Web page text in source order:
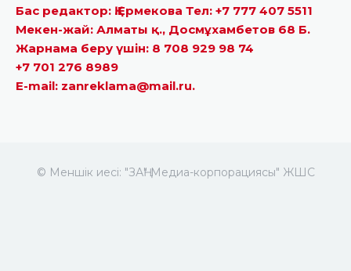
Бас редактор: Қ.Ермекова Тел: +7 777 407 5511
Мекен-жай: Алматы қ., Досмұхамбетов 68 Б.
Жарнама беру үшін: 8 708 929 98 74
+7 701 276 8989
E-mail: zanreklama@mail.ru.
© Меншік иесі: "ЗАҢ" Медиа-корпорациясы" ЖШС